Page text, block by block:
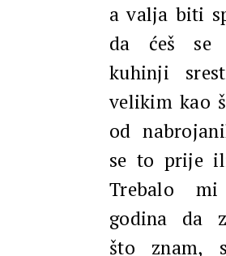
a valja biti
da ćeš se
kuhinji
velikim kao
od
se to prije
Trebalo
godina da
što znam,